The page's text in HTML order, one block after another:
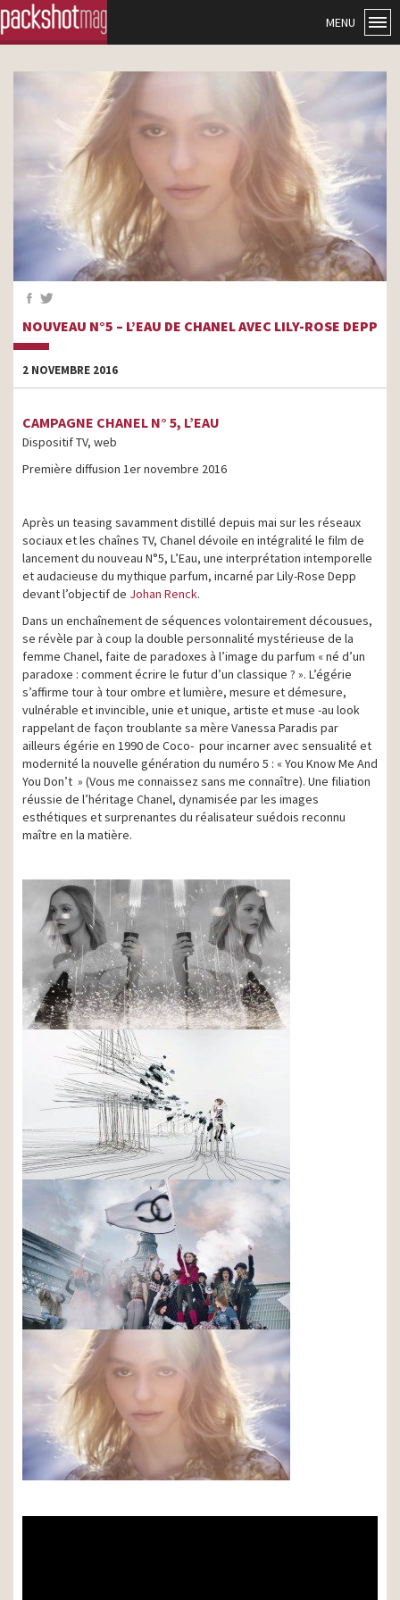
MENU
NOUVEAU N°5 – L’EAU DE CHANEL AVEC LILY-ROSE DEPP
2 NOVEMBRE 2016
CAMPAGNE CHANEL N° 5, L’EAU
Dispositif TV, web
Première diffusion 1er novembre 2016
Après un teasing savamment distillé depuis mai sur les réseaux
sociaux et les chaînes TV, Chanel dévoile en intégralité le film de
lancement du nouveau N°5, L’Eau, une interprétation intemporelle
et audacieuse du mythique parfum, incarné par Lily-Rose Depp
devant l’objectif de Johan Renck.
Dans un enchaînement de séquences volontairement décousues,
se révèle par à coup la double personnalité mystérieuse de la
femme Chanel, faite de paradoxes à l’image du parfum « né d’un
paradoxe : comment écrire le futur d’un classique ? ». L’égérie
s’affirme tour à tour ombre et lumière, mesure et démesure,
vulnérable et invincible, unie et unique, artiste et muse -au look
rappelant de façon troublante sa mère Vanessa Paradis par
ailleurs égérie en 1990 de Coco- pour incarner avec sensualité et
modernité la nouvelle génération du numéro 5 : « You Know Me And
You Don’t » (Vous me connaissez sans me connaître). Une filiation
réussie de l’héritage Chanel, dynamisée par les images
esthétiques et surprenantes du réalisateur suédois reconnu
maître en la matière.